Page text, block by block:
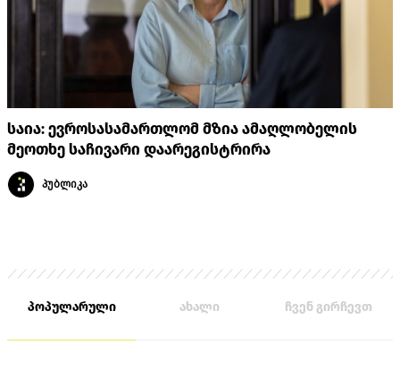
საია: ევროსასამართლომ მზია ამაღლობელის
მეოთხე საჩივარი დაარეგისტრირა
პუბლიკა
პოპულარული ახალი ჩვენ გირჩევთ